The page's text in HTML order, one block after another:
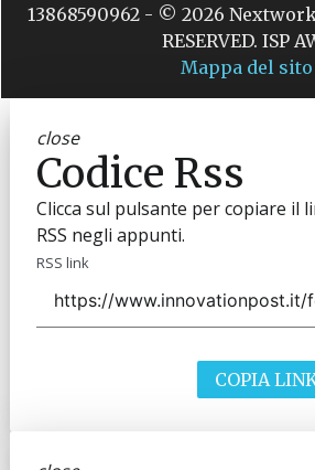
13868590962 - © 2026
RESERVED. ISP
Mappa del sito
close
Codice Rss
Clicca sul pulsante per copiare il
RSS negli appunti.
RSS link
COPIA